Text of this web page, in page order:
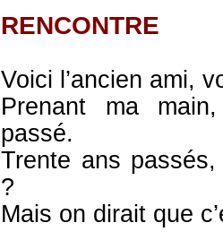
RENCONTRE
Voici l’ancien ami,
Prenant ma
passé.
Trente ans
?
Mais on dirait que